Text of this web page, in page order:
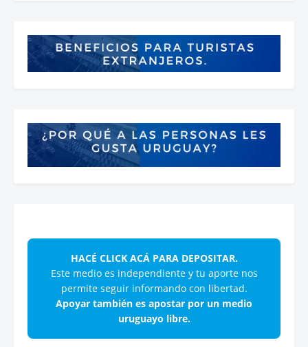
HACÉ CLICK ACÁ PARA DEPOSITAR.
Este medio es independiente y tu aporte nos
permite seguir informando con libertad.
Apoyar también es apostar por un medio
uruguayo libre.